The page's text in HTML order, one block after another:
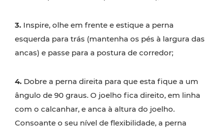
3. Inspire, olhe em frente e estique a perna
esquerda para trás (mantenha os pés à largura das
ancas) e passe para a postura de corredor;
4. Dobre a perna direita para que esta fique a um
ângulo de 90 graus. O joelho fica direito, em linha
com o calcanhar, e anca à altura do joelho.
Consoante o seu nível de flexibilidade, a perna